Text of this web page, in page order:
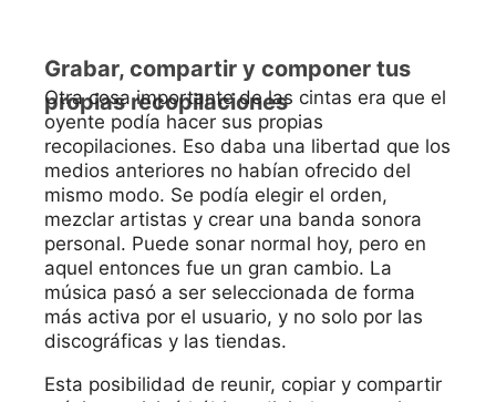
Grabar, compartir y componer tus
propias recopilaciones
Otra cosa importante de las cintas era que el
oyente podía hacer sus propias
recopilaciones. Eso daba una libertad que los
medios anteriores no habían ofrecido del
mismo modo. Se podía elegir el orden,
mezclar artistas y crear una banda sonora
personal. Puede sonar normal hoy, pero en
aquel entonces fue un gran cambio. La
música pasó a ser seleccionada de forma
más activa por el usuario, y no solo por las
discográficas y las tiendas.
Esta posibilidad de reunir, copiar y compartir